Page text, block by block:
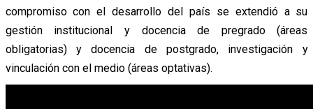
compromiso con el desarrollo del país se extendió a su
gestión institucional y docencia de pregrado (áreas
obligatorias) y docencia de postgrado, investigación y
vinculación con el medio (áreas optativas).